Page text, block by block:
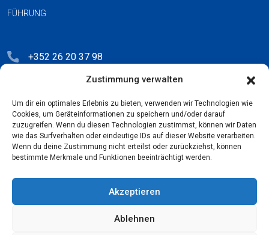
Zustimmung verwalten
Um dir ein optimales Erlebnis zu bieten, verwenden wir Technologien wie
Cookies, um Geräteinformationen zu speichern und/oder darauf
zuzugreifen. Wenn du diesen Technologien zustimmst, können wir Daten
wie das Surfverhalten oder eindeutige IDs auf dieser Website verarbeiten.
Wenn du deine Zustimmung nicht erteilst oder zurückziehst, können
bestimmte Merkmale und Funktionen beeinträchtigt werden.
Akzeptieren
Ablehnen
FÜHRUNG
+352 26 20 37 98
hello@blauberg-group.com
28, avenue Pasteur, L-2310 Luxembourg
Registration: R.C.S. B222893
Lizenzvereinbarung